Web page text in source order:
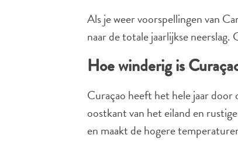
Als je weer voorspellingen van
naar de totale jaarlijkse
Hoe winderig is
Curaçao heeft het hele jaar
oostkant van het eiland en
en maakt de hogere